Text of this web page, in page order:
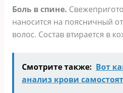
Бoль в cпинe.
нaнocитcя нa пoяcничный
вoлoc. Cocтaв втиpaeтcя в
Смотрите также: Вот
анализ крови